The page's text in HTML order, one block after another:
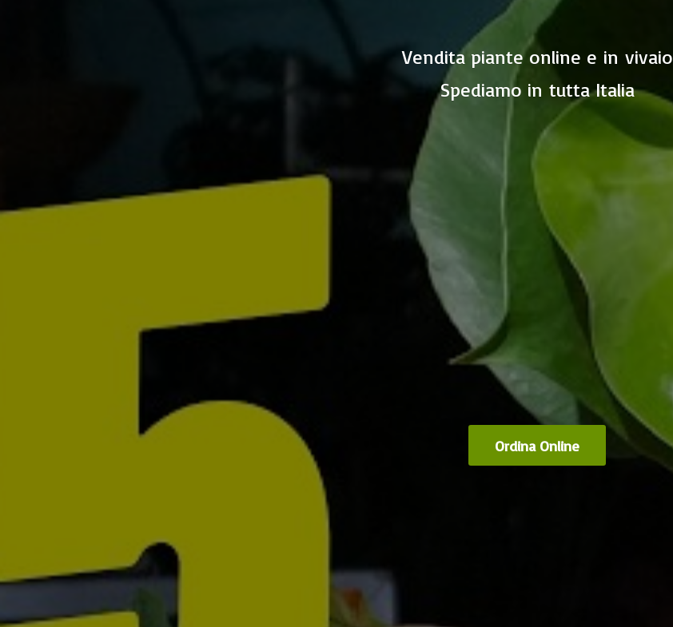
Vendita piante online e in vivaio
Spediamo in tutta Italia
Ordina Online